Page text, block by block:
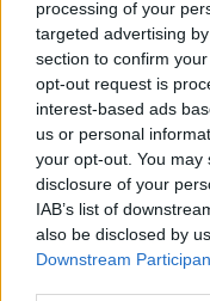
processing of your
targeted advertising
section to confirm
opt-out request is
interest-based ads
us or personal
your opt-out. You
disclosure of your
IAB’s list of
also be disclosed by
Downstream
Inspirez
la poitrine.
retomber.
Enchaînezune
revenez à un
4. La
l’angoisse